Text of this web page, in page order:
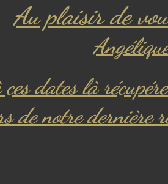
Au plaisir de
dates là
de notre dernière